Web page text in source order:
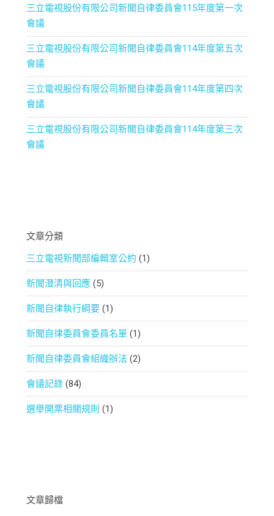
三立電視股份有限公司新聞自律委員會115年度第一次
會議
三立電視股份有限公司新聞自律委員會114年度第五次
會議
三立電視股份有限公司新聞自律委員會114年度第四次
會議
三立電視股份有限公司新聞自律委員會114年度第三次
會議
文章分類
三立電視新聞部編輯室公約 (1)
新聞澄清與回應(5)
新聞自律執行綱要(1)
新聞自律委員會委員名單 (1)
新聞自律委員會組織辦法 (2)
會議記錄(84)
選舉開票相關規則 (1)
文章歸檔